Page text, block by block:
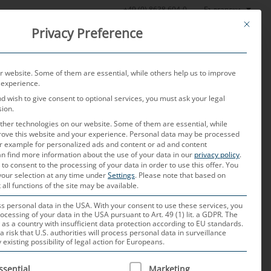
+49 (0) 8638 604-0 Български
лаборатория Новини За нас Контакт
статуквото през
за автономното
This
Privacy Preference
website. Some of them are essential, while others help us to improve
wish to give consent to optional services, you must ask your legal
technologies on our website. Some of them are essential, while
this website and your experience. Personal data may be processed
example for personalized ads and content or ad and content
find more information about the use of your data in our privacy policy.
consent to the processing of your data in order to use this offer.You
selection at any time underSettings. Please note that based on
functions of the site may be available.
personal data in the USA. With your consent to use these services, you
of your data in the USA pursuant to Art. 49 (1) lit. a GDPR. The
as a country with insufficient data protection according to EU standards.
risk that U.S. authorities will process personal data in surveillance
possibility of legal action for Europeans.
IS A LIST OF SERVICE GROUPS FOR WHICH CONSENT